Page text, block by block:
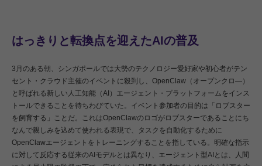
はっきりと転換点を迎えたAIの普及
3月のある朝、シンガポールでは大勢のテクノロジー愛好家や初心者がテン
セント・クラウド主催のイベントに殺到し、OpenClaw（オープンクロ―）
と呼ばれる新しい人工知能（AI）エージェント・プラットフォームをインス
トールできることを待ちわびていた。イベント参加者の目的は「ロブスター
を飼育する」ことだ。これはOpenClawのロゴがロブスターであることにち
なんで親しみを込めて使われる表現で、タスクを自動化するために
OpenClawエージェントをトレーニングすることを指している。明確な指示
に対して反応する従来のAIモデルとは異なり、エージェント型AIとは、人間